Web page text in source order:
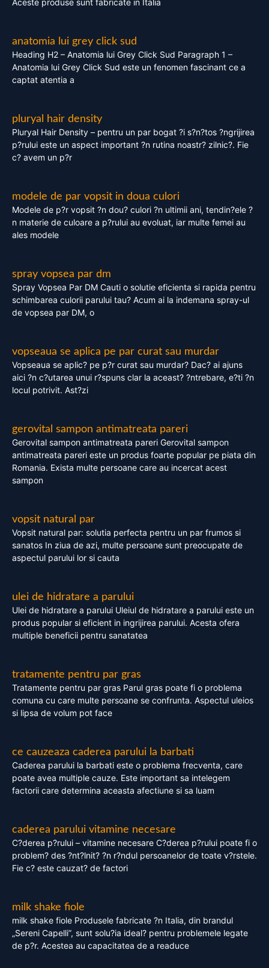
Aceste produse sunt fabricate in Italia
anatomia lui grey click sud
Heading H2 – Anatomia lui Grey Click Sud Paragraph 1 –
Anatomia lui Grey Click Sud este un fenomen fascinant ce a
captat atentia a
pluryal hair density
Pluryal Hair Density – pentru un par bogat ?i s?n?tos ?ngrijirea
p?rului este un aspect important ?n rutina noastr? zilnic?. Fie
c? avem un p?r
modele de par vopsit in doua culori
Modele de p?r vopsit ?n dou? culori ?n ultimii ani, tendin?ele ?
n materie de culoare a p?rului au evoluat, iar multe femei au
ales modele
spray vopsea par dm
Spray Vopsea Par DM Cauti o solutie eficienta si rapida pentru
schimbarea culorii parului tau? Acum ai la indemana spray-ul
de vopsea par DM, o
vopseaua se aplica pe par curat sau murdar
Vopseaua se aplic? pe p?r curat sau murdar? Dac? ai ajuns
aici ?n c?utarea unui r?spuns clar la aceast? ?ntrebare, e?ti ?n
locul potrivit. Ast?zi
gerovital sampon antimatreata pareri
Gerovital sampon antimatreata pareri Gerovital sampon
antimatreata pareri este un produs foarte popular pe piata din
Romania. Exista multe persoane care au incercat acest
sampon
vopsit natural par
Vopsit natural par: solutia perfecta pentru un par frumos si
sanatos In ziua de azi, multe persoane sunt preocupate de
aspectul parului lor si cauta
ulei de hidratare a parului
Ulei de hidratare a parului Uleiul de hidratare a parului este un
produs popular si eficient in ingrijirea parului. Acesta ofera
multiple beneficii pentru sanatatea
tratamente pentru par gras
Tratamente pentru par gras Parul gras poate fi o problema
comuna cu care multe persoane se confrunta. Aspectul uleios
si lipsa de volum pot face
ce cauzeaza caderea parului la barbati
Caderea parului la barbati este o problema frecventa, care
poate avea multiple cauze. Este important sa intelegem
factorii care determina aceasta afectiune si sa luam
caderea parului vitamine necesare
C?derea p?rului – vitamine necesare C?derea p?rului poate fi o
problem? des ?nt?lnit? ?n r?ndul persoanelor de toate v?rstele.
Fie c? este cauzat? de factori
milk shake fiole
milk shake fiole Produsele fabricate ?n Italia, din brandul
„Sereni Capelli”, sunt solu?ia ideal? pentru problemele legate
de p?r. Acestea au capacitatea de a readuce